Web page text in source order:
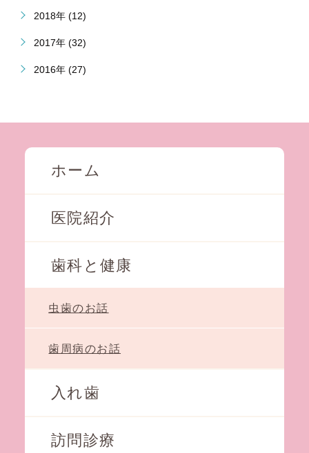
2018年 (12)
2017年 (32)
2016年 (27)
ホーム
医院紹介
歯科と健康
虫歯のお話
歯周病のお話
入れ歯
訪問診療